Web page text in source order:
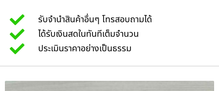
รับจำนำสินค้าอื่นๆ โทรสอบถามได้
ได้รับเงินสดในทันทีเต็มจำนวน
ประเมินราคาอย่างเป็นธรรม